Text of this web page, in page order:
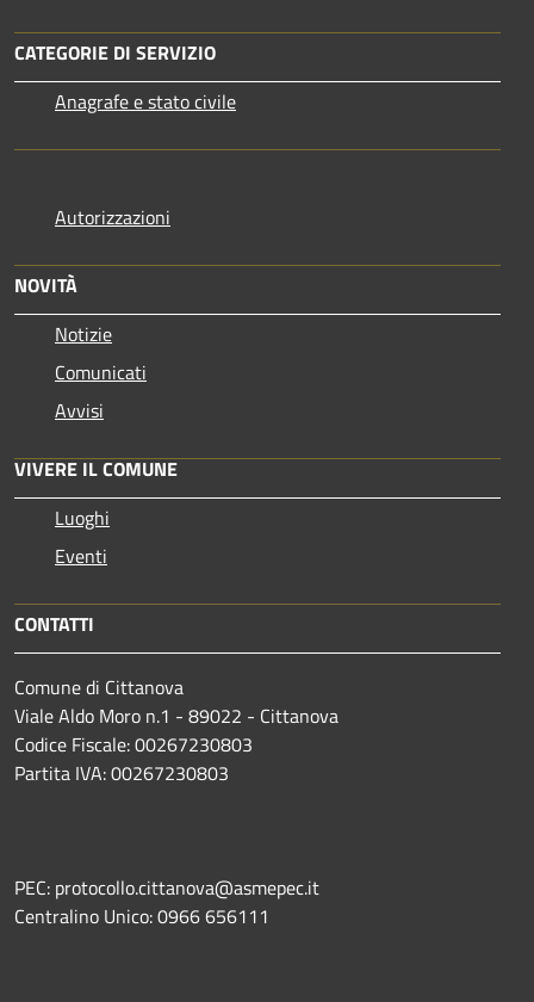
CATEGORIE DI SERVIZIO
Anagrafe e stato civile
Autorizzazioni
NOVITÀ
Notizie
Comunicati
Avvisi
VIVERE IL COMUNE
Luoghi
Eventi
CONTATTI
Comune di Cittanova
Viale Aldo Moro n.1 - 89022 - Cittanova
Codice Fiscale: 00267230803
Partita IVA: 00267230803
PEC: protocollo.cittanova@asmepec.it
Centralino Unico: 0966 656111